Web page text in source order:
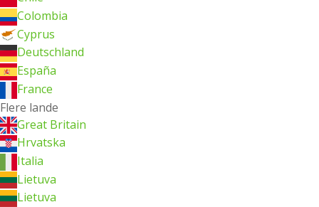
Colombia
Cyprus
Deutschland
España
France
Flere lande
Great Britain
Hrvatska
Italia
Lietuva
Lietuva